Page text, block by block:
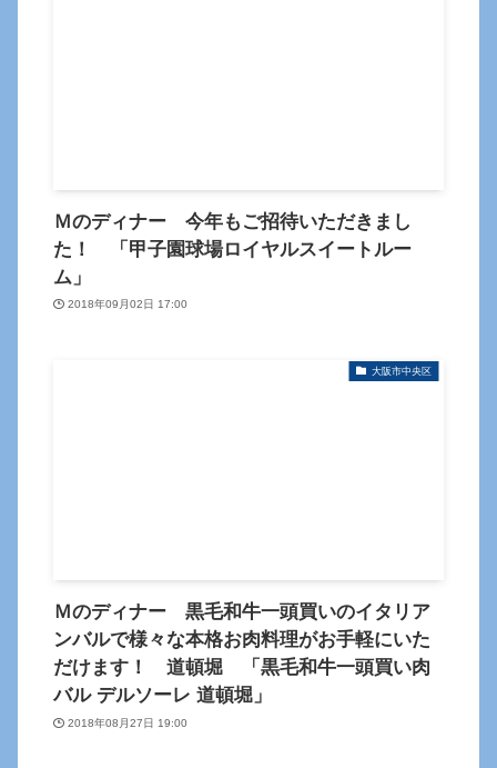
Ｍのディナー 今年もご招待いただきまし
た！ 「甲子園球場ロイヤルスイートルー
ム」
2018年09月02日 17:00
大阪市中央区
Ｍのディナー 黒毛和牛一頭買いのイタリア
ンバルで様々な本格お肉料理がお手軽にいた
だけます！ 道頓堀 「黒毛和牛一頭買い肉
バル デルソーレ 道頓堀」
2018年08月27日 19:00